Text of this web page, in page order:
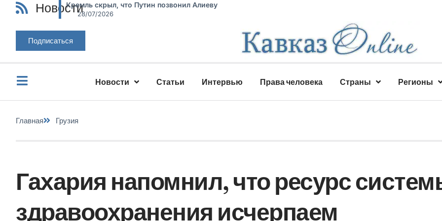
НовостиКремль скрыл, что Путин позвонил Алиеву
28/07/2026
Подписаться
Новости Статьи Интервью Права человека Страны Регионы
Главная Грузия
Гахария напомнил, что ресурс
здравоохранения исчерпаем